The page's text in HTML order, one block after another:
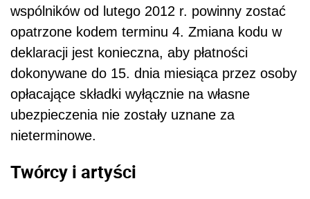
wspólników od lutego 2012 r. powinny zostać
opatrzone kodem terminu 4. Zmiana kodu w
deklaracji jest konieczna, aby płatności
dokonywane do 15. dnia miesiąca przez osoby
opłacające składki wyłącznie na własne
ubezpieczenia nie zostały uznane za
nieterminowe.
Twórcy i artyści